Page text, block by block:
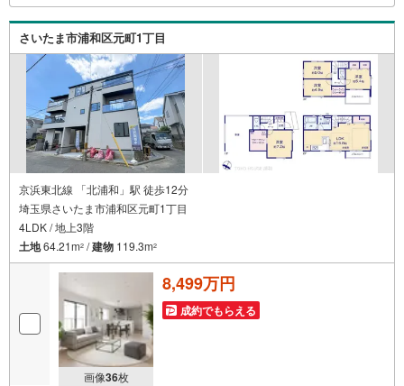
さいたま市浦和区元町1丁目
京浜東北線 「北浦和」駅 徒歩12分
埼玉県さいたま市浦和区元町1丁目
4LDK / 地上3階
土地64.21m2 /建物 119.3m2
画像36枚
8,499万円
成約でもらえる